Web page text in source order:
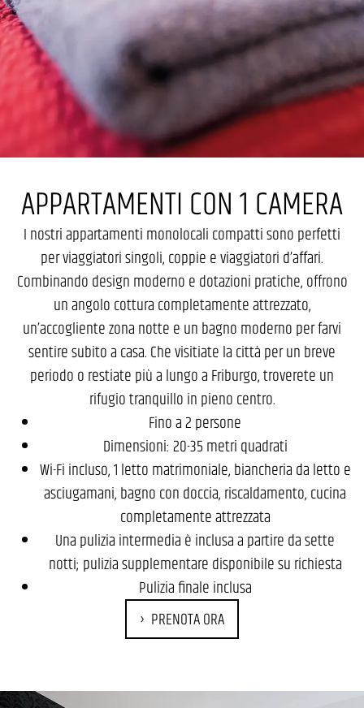
APPARTAMENTI CON 1 CAMERA
I nostri appartamenti monolocali compatti sono perfetti
per viaggiatori singoli, coppie e viaggiatori d’affari.
Combinando design moderno e dotazioni pratiche, offrono
un angolo cottura completamente attrezzato,
un’accogliente zona notte e un bagno moderno per farvi
sentire subito a casa. Che visitiate la città per un breve
periodo o restiate più a lungo a Friburgo, troverete un
rifugio tranquillo in pieno centro.
Fino a 2 persone
Dimensioni: 20-35 metri quadrati
Wi-Fi incluso, 1 letto matrimoniale, biancheria da letto e
asciugamani, bagno con doccia, riscaldamento, cucina
completamente attrezzata
Una pulizia intermedia è inclusa a partire da sette
notti; pulizia supplementare disponibile su richiesta
Pulizia finale inclusa
PRENOTA ORA